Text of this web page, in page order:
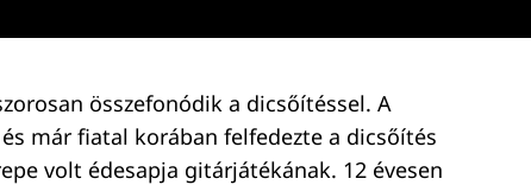
összefonódik a dicsőítéssel. A
már fiatal korában felfedezte a dicsőítés
volt édesapja gitárjátékának. 12 évesen